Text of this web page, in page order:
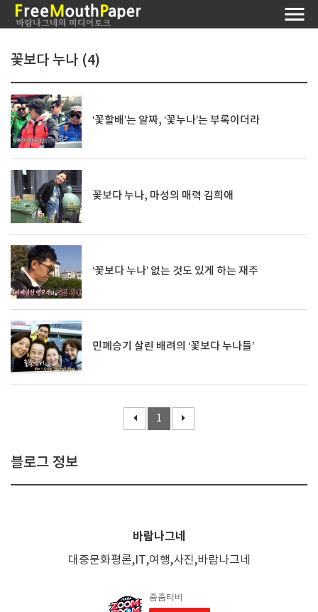
꽃보다 누나 (4)
‘꽃할배’는 알짜, ‘꽃누나’는 부록이더라
꽃보다 누나, 마성의 매력 김희애
‘꽃보다 누나’ 없는 것도 있게 하는 재주
민폐승기 살린 배려의 ‘꽃보다 누나들’
1
블로그 정보
바람나그네
대중문화평론,IT,여행,사진,바람나그네